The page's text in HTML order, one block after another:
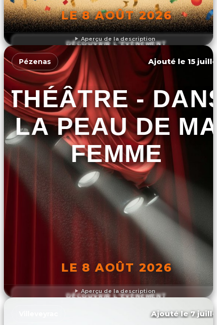
Aperçu de la description
LE 8 AOÛT 2026
DÉCOUVRIR L'ÉVÉNEMENT
Aperçu de la description
Pézenas Ajouté le 15
THÉÂTRE -
LA PEAU DE MA
FEMME
LE 8 AOÛT 2026
DÉCOUVRIR L'ÉVÉNEMENT
Ajouté le 7